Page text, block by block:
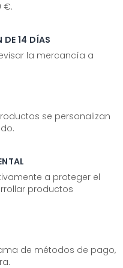
€.
DE 14 DÍAS
la mercancía a
se personalizan
a proteger el
productos
de métodos de pago,